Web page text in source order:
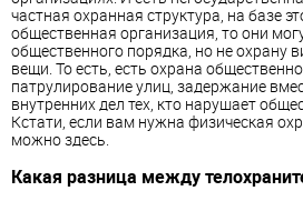
частная охранная структура, на базе
общественная организация, то они
общественного порядка, но не охрану
вещи. То есть, есть охрана
патрулирование улиц, задержание
внутренних дел тех, кто нарушает
Кстати, если вам нужна физическая
можно здесь.
Какая разница между